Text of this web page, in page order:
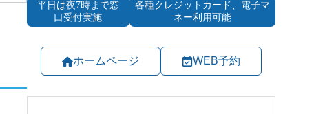
ホームページ WEB予約